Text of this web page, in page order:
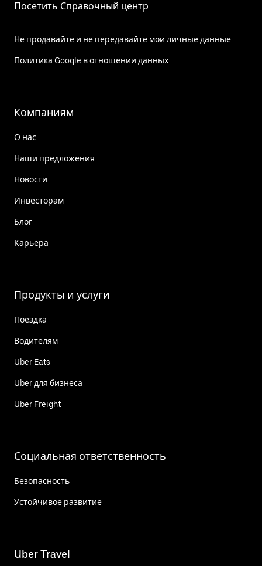
Посетить Справочный центр
Не продавайте и не передавайте мои личные данные
Политика Google в отношении данных
Компаниям
О нас
Наши предложения
Новости
Инвесторам
Блог
Карьера
Продукты и услуги
Поездка
Водителям
Uber Eats
Uber для бизнеса
Uber Freight
Социальная ответственность
Безопасность
Устойчивое развитие
Uber Travel